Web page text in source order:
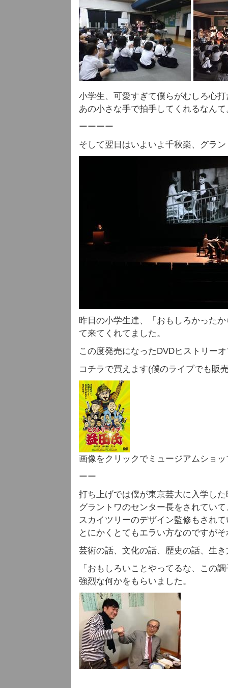
小学生、可愛すぎて僕らがむしろ心
あの小さな手で拍手してくれるなん
ーーーー
そして翌日はいよいよ千秋楽、グラ
昨日の小学生達、「おもしろかった
て来てくれてました。
この度発売になったDVDヒストリー
コチラで買えます(僕のライブでも販
画像をクリックでミュージアムショッ
ーー
打ち上げでは僕が東京芸大に入学し
グラントワのセンター長をされてい
スカイツリーのデザイン監修もされ
とにかくとてもエラい方なのですが
芸術の話、文化の話、歴史の話、生
「おもしろいことやってるな、この
強烈な何かをもらいました。